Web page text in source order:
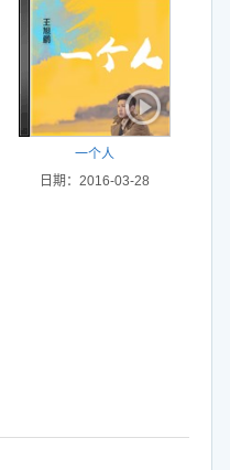
一个人
日期：2016-03-28